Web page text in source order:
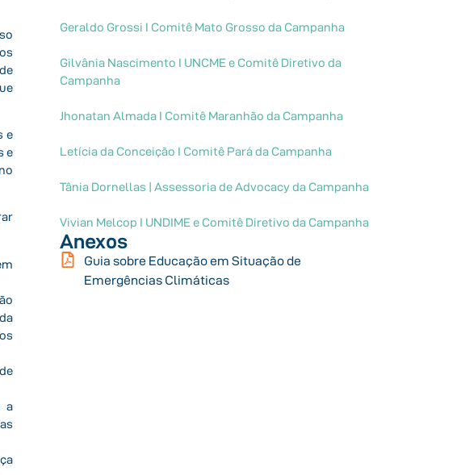
e
e
a
Geraldo Grossi I Comitê Mato Grosso da Campanha
Gilvânia Nascimento I UNCME e Comitê Diretivo da
Campanha
Jhonatan Almada I Comitê Maranhão da Campanha
Letícia da Conceição I Comitê Pará da Campanha
Tânia Dornellas | Assessoria de Advocacy da Campanha
Vivian Melcop I UNDIME e Comitê Diretivo da Campanha
Anexos
Guia sobre Educação em Situação de
Emergências Climáticas